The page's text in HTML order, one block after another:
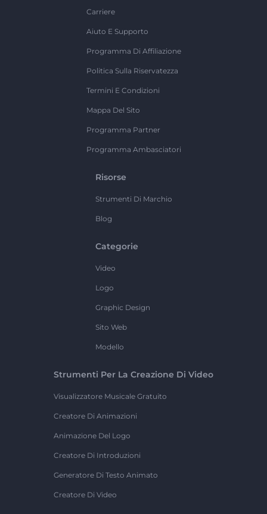
Carriere
Aiuto E Supporto
Programma Di Affiliazione
Politica Sulla Riservatezza
Termini E Condizioni
Mappa Del Sito
Programma Partner
Programma Ambasciatori
Risorse
Strumenti Di Marchio
Blog
Categorie
Video
Logo
Graphic Design
Sito Web
Modello
Strumenti Per La Creazione Di Video
Visualizzatore Musicale Gratuito
Creatore Di Animazioni
Animazione Del Logo
Creatore Di Introduzioni
Generatore Di Testo Animato
Creatore Di Video